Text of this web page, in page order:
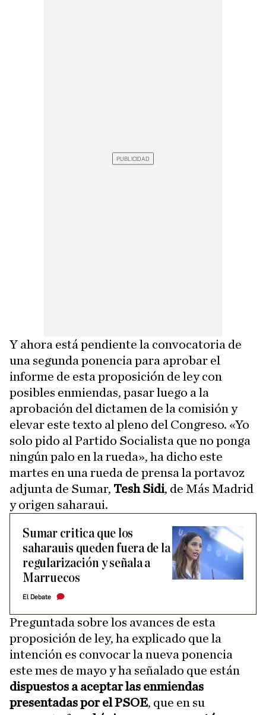
Y ahora está pendiente la convocatoria de
una segunda ponencia para aprobar el
informe de esta proposición de ley con
posibles enmiendas, pasar luego a la
aprobación del dictamen de la comisión y
elevar este texto al pleno del Congreso. «Yo
solo pido al Partido Socialista que no ponga
ningún palo en la rueda», ha dicho este
martes en una rueda de prensa la portavoz
adjunta de Sumar, Tesh Sidi, de Más Madrid
y origen saharaui.
Sumar critica que los
saharauis queden fuera de la
regularización y señala a
Marruecos
El Debate
Preguntada sobre los avances de esta
proposición de ley, ha explicado que la
intención es convocar la nueva ponencia
este mes de mayo y ha señalado que están
dispuestos a aceptar las enmiendas
presentadas por el PSOE, que en su